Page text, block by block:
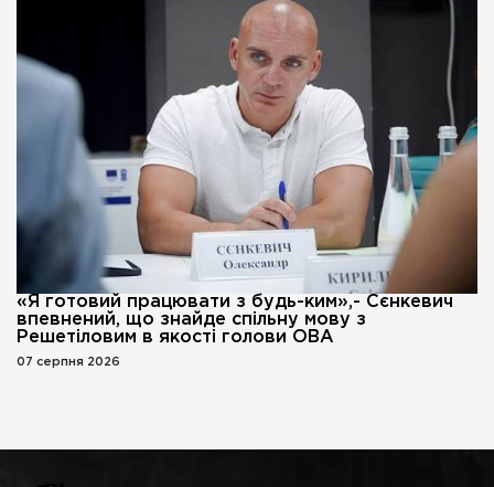
«Я готовий працювати з будь-ким»,- Сєнкевич
впевнений, що знайде спільну мову з
Решетіловим в якості голови ОВА
07 серпня 2026